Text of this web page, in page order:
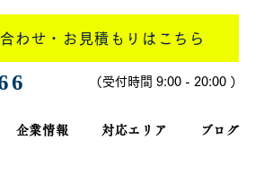
​（受付時間 9:00 - 20:00 ）
企業情報 対応エリア ブログ
わせ・お見積もりはこちら